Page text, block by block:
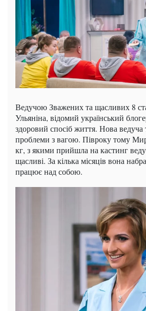
Ведучою Зважених та щасливих 8
Ульяніна, відомий український
здоровий спосіб життя. Нова ведуча
проблеми з вагою. Півроку тому
кг, з якими прийшла на кастинг
щасливі. За кілька місяців вона
працює над собою.